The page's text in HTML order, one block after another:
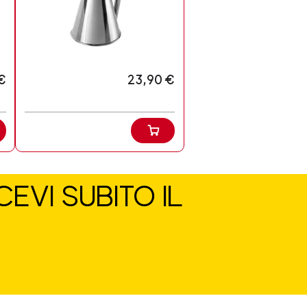
23,90 €
SUBITO IL